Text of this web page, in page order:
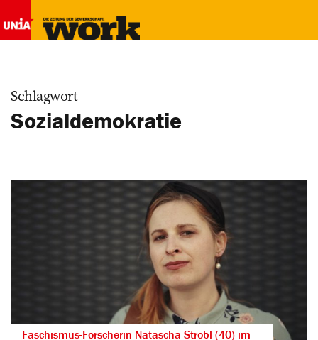
Schlagwort
Sozialdemokratie
Faschismus-Forscherin Natascha Strobl (40) im